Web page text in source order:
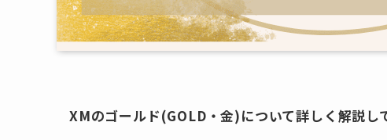
XMのゴールド(GOLD・金)について詳しく解説し